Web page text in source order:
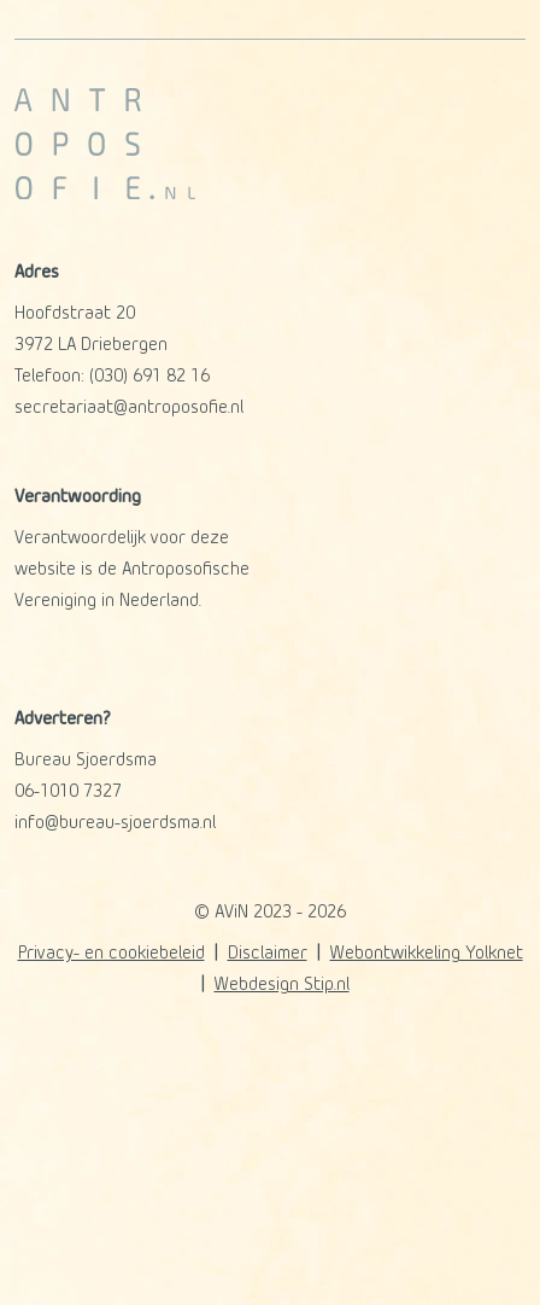
Adres
Hoofdstraat 20
3972 LA
Driebergen
Telefoon: (030) 691 82 16
secretariaat@antroposofie.nl
Verantwoording
Verantwoordelijk voor deze
website is de Antroposofische
Vereniging in Nederland.
Adverteren?
Bureau Sjoerdsma
06-1010 7327
info@bureau-sjoerdsma.nl
© AViN 2023 - 2026
Privacy- en cookiebeleid Disclaimer
Webontwikkeling Yolknet
Webdesign Stip.nl